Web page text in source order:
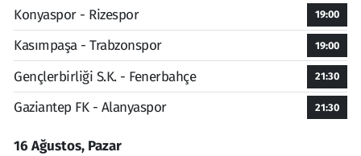
Konyaspor - Rizespor
19:00
Kasımpaşa - Trabzonspor 19:00
Gençlerbirliği S.K. - Fenerbahçe 21:30
Gaziantep FK - Alanyaspor 21:30
16 Ağustos, Pazar